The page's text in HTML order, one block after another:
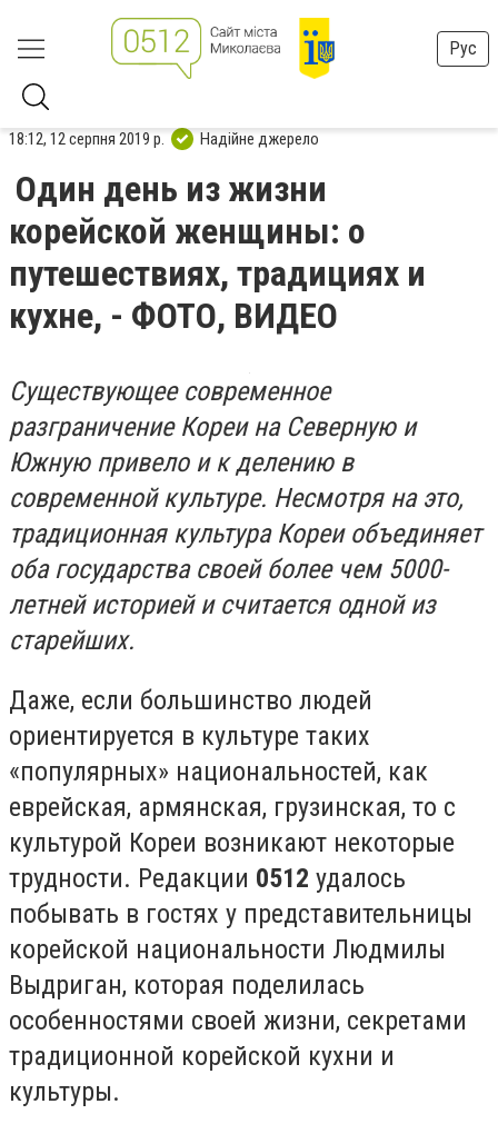
Рус
18:12, 12 серпня 2019 р. Надійне джерело
Один день из жизни
корейской женщины: о
путешествиях, традициях и
кухне, - ФОТО, ВИДЕО
Существующее современное
разграничение Кореи на Северную и
Южную привело и к делению в
современной культуре. Несмотря на это,
традиционная культура Кореи объединяет
оба государства своей более чем 5000-
летней историей и считается одной из
старейших.
Даже, если большинство людей
ориентируется в культуре таких
«популярных» национальностей, как
еврейская, армянская, грузинская, то с
культурой Кореи возникают некоторые
трудности. Редакции 0512 удалось
побывать в гостях у представительницы
корейской национальности Людмилы
Выдриган, которая поделилась
особенностями своей жизни, секретами
традиционной корейской кухни и
культуры.